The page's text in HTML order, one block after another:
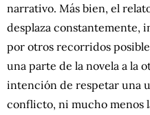
narrativo. Más bien, el
desplaza constantemente,
por otros recorridos
una parte de la novela a la
intención de respetar una
conflicto, ni mucho menos